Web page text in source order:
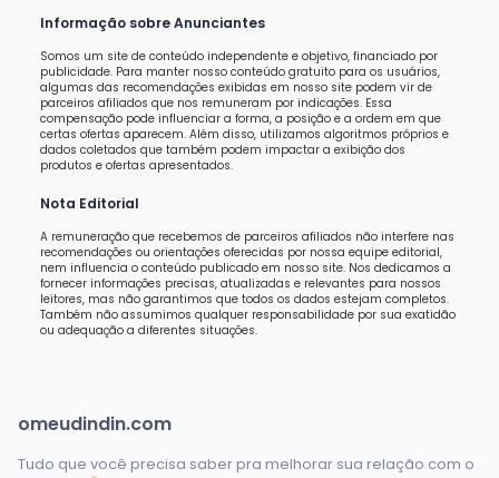
Informação sobre Anunciantes
Somos um site de conteúdo independente e objetivo, financiado por
publicidade. Para manter nosso conteúdo gratuito para os usuários,
algumas das recomendações exibidas em nosso site podem vir de
parceiros afiliados que nos remuneram por indicações. Essa
compensação pode influenciar a forma, a posição e a ordem em que
certas ofertas aparecem. Além disso, utilizamos algoritmos próprios e
dados coletados que também podem impactar a exibição dos
produtos e ofertas apresentados.
Nota Editorial
A remuneração que recebemos de parceiros afiliados não interfere nas
recomendações ou orientações oferecidas por nossa equipe editorial,
nem influencia o conteúdo publicado em nosso site. Nos dedicamos a
fornecer informações precisas, atualizadas e relevantes para nossos
leitores, mas não garantimos que todos os dados estejam completos.
Também não assumimos qualquer responsabilidade por sua exatidão
ou adequação a diferentes situações.
omeudindin.com
Tudo que você precisa saber pra melhorar sua relação com o